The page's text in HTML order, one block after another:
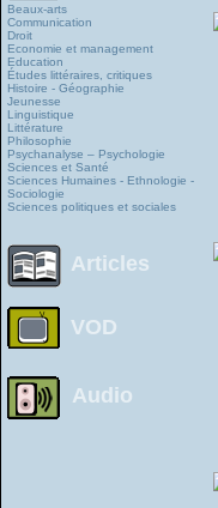
Beaux-arts
Communication
Droit
Economie et management
Education
Études littéraires, critiques
Histoire - Géographie
Jeunesse
Linguistique
Littérature
Philosophie
Psychanalyse – Psychologie
Sciences et Santé
Sciences Humaines - Ethnologie -
Sociologie
Sciences politiques et sociales
Articles
VOD
Audio